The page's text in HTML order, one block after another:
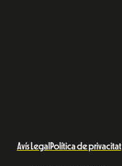
Avís Legal Política de privacitat